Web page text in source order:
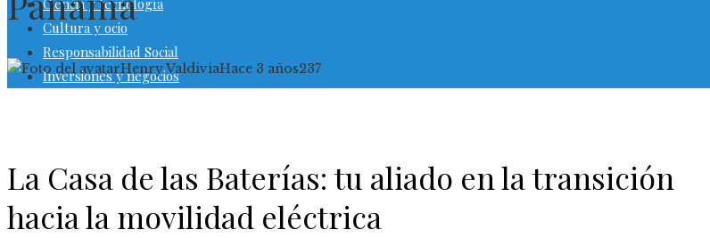
Ciencia y tecnología
Cultura y ocio
Responsabilidad Social
Inversiones y negocios
Henry ValdiviaHace 3 años237
La Casa de las Baterías: tu aliado en la transición
hacia la movilidad eléctrica